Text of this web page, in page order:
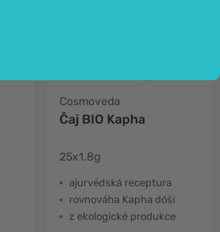
Cosmoveda
Čaj BIO Kapha
25x1.8g
ajurvédská receptura
rovnováha Kapha dóši
z ekologické produkce